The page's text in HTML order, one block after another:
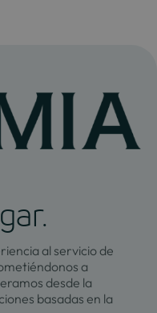
al servicio de
a
desde la
basadas en la